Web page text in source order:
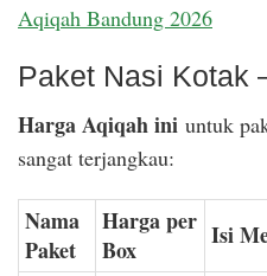
Aqiqah Bandung 2026
Paket Nasi Kotak
Harga Aqiqah ini untuk
sangat terjangkau:
Nama
Paket
Harga per
Box
Isi